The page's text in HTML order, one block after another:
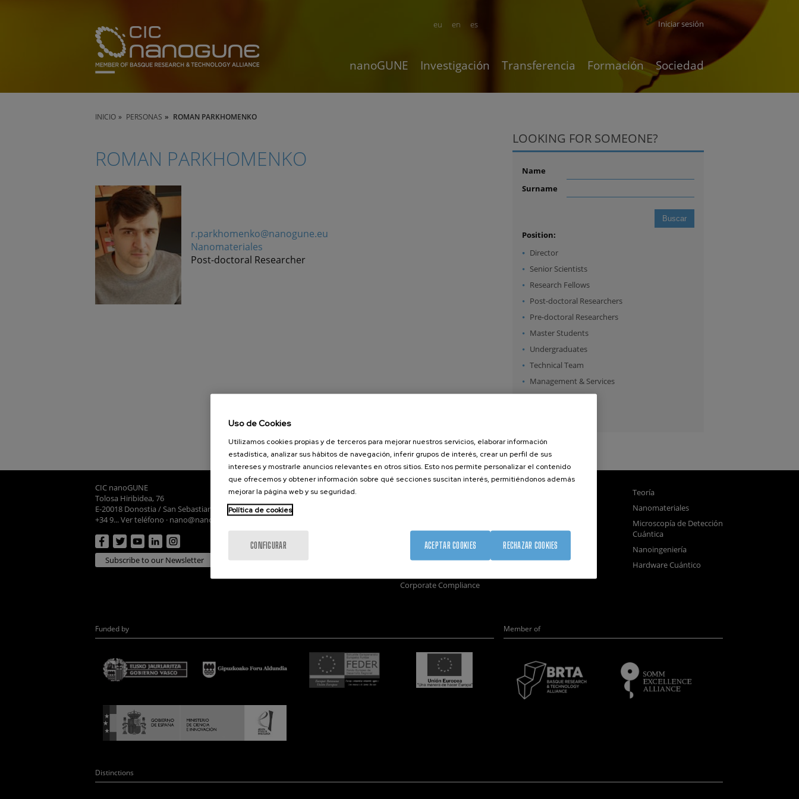
en es
eu Iniciar sesión
nanoGUNE Investigación Transferencia Formación Sociedad
INICIO PERSONAS ROMAN PARKHOMENKO
ROMAN PARKHOMENKO
r.parkhomenko@nanogune.eu
Nanomateriales
Post-doctoral Researcher
LOOKING FOR SOMEONE?
Name
Surname
Position:
Director
Senior Scientists
Research Fellows
Post-doctoral Researchers
Pre-doctoral Researchers
Master Students
Undergraduates
Technical Team
Management & Services
Guest Researchers
CIC nanoGUNE
Tolosa Hiribidea, 76
E-20018 Donostia / San Sebastian
+34 9... Ver teléfono · nano@nanogune.eu
Subscribe to our Newsletter
nanoGUNE
Corporate Compliance
Teoría
Nanomateriales
Microscopía de Detección
Cuántica
Nanoingeniería
Hardware Cuántico
Funded by Member of
Distinctions
Uso de Cookies
Utilizamos cookies propias y de terceros para mejorar nuestros servicios, elaborar información
estadística, analizar sus hábitos de navegación, inferir grupos de interés, crear un perfil de sus
intereses y mostrarle anuncios relevantes en otros sitios. Esto nos permite personalizar el contenido
que ofrecemos y obtener información sobre qué secciones suscitan interés, permitiéndonos además
mejorar la página web y su seguridad.
Política de cookies
CONFIGURAR RECHAZAR COOKIES
ACEPTAR COOKIES